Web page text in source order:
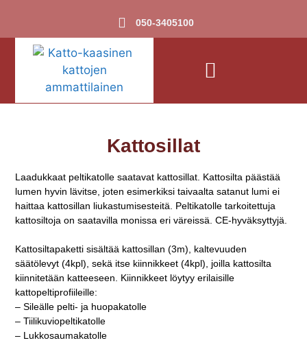
050-3405100
Kattosillat
Laadukkaat peltikatolle saatavat kattosillat. Kattosilta päästää
lumen hyvin lävitse, joten esimerkiksi taivaalta satanut lumi ei
haittaa kattosillan liukastumisesteitä. Peltikatolle tarkoitettuja
kattosiltoja on saatavilla monissa eri väreissä. CE-hyväksyttyjä.
Kattosiltapaketti sisältää kattosillan (3m), kaltevuuden
säätölevyt (4kpl), sekä itse kiinnikkeet (4kpl), joilla kattosilta
kiinnitetään katteeseen. Kiinnikkeet löytyy erilaisille
kattopeltiprofiileille:
– Sileälle pelti- ja huopakatolle
– Tiilikuviopeltikatolle
– Lukkosaumakatolle